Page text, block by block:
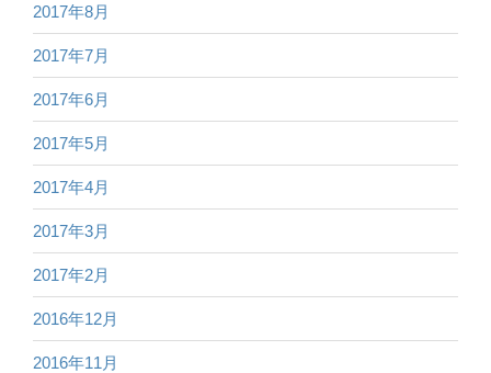
2017年8月
2017年7月
2017年6月
2017年5月
2017年4月
2017年3月
2017年2月
2016年12月
2016年11月